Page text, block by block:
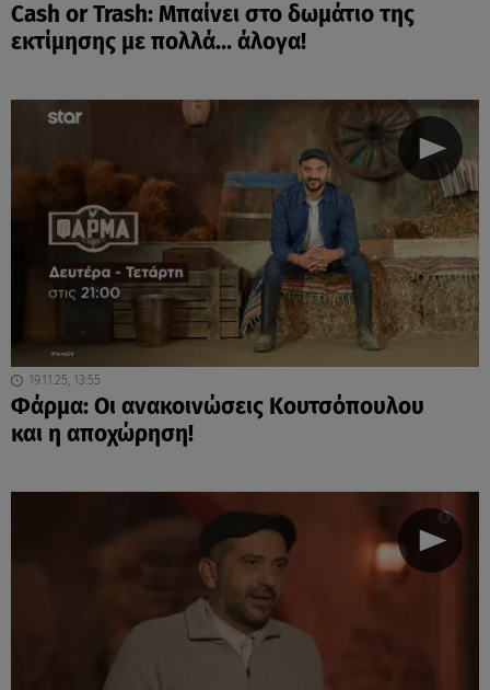
Cash or Trash: Μπαίνει στο δωμάτιο της
εκτίμησης με πολλά… άλογα!
19.11.25, 13:55
Φάρμα: Οι ανακοινώσεις Κουτσόπουλου
και η αποχώρηση!